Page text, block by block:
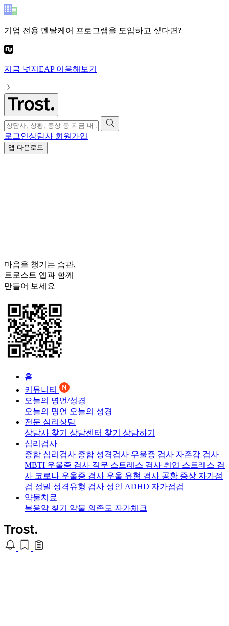
기업 전용 멘탈케어 프로그램을 도입하고 싶다면?
지금 넛지EAP이용해보기
로그인상담사 회원가입
앱 다운로드
마음을 챙기는 습관,
트로스트 앱과 함께
만들어 보세요
홈
커뮤니티
오늘의 명언/성경
오늘의 명언 오늘의 성경
전문 심리상담
상담사 찾기 상담센터 찾기 상담하기
심리검사
종합 심리검사 종합 성격검사 우울증 검사 자존감 검사
MBTI 우울증 검사 직무 스트레스 검사 취업 스트레스 검
사 코로나 우울증 검사 우울 유형 검사 공황 증상 자가점
검 정밀 성격유형 검사 성인 ADHD 자가점검
약물치료
복용약 찾기 약물 의존도 자가체크